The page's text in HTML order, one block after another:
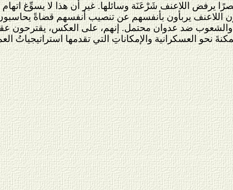
يرفض اللاعنف شَرْعَنَة وسائلها. غير أن هذا لا يسوِّغ اتهام
اللاعنف يربأون بأنفسهم عن تنصيب أنفسهم قضاةً
والشعوب ضد عدوان محتمل. إنهم، على العكس، يقترحون
نحو العسكرانية والإمكاناتِ التي تقدمها استراتيجياتُ